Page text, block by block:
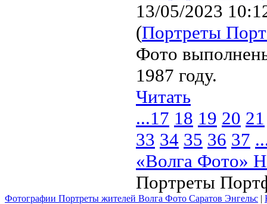
13/05/2023
(Портреты
Фото
1987 году.
Читать
...17 18 19 20 21
33 34 35 36 37
«Волга Фото»
Портреты
Фотографии Портреты жителей Волга Фото Саратов Энгельс |